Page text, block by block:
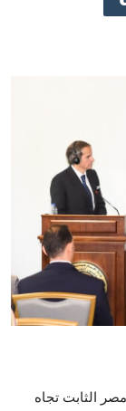
الثابت تجاه